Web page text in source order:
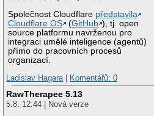
Společnost Cloudflare představila
Cloudflare OS
(GitHub ), tj. open
source platformu navrženou pro
integraci umělé inteligence (agentů)
přímo do pracovních procesů
organizací.
Ladislav Hagara| Komentářů: 0
RawTherapee 5.13
5.8. 12:44 | Nová verze